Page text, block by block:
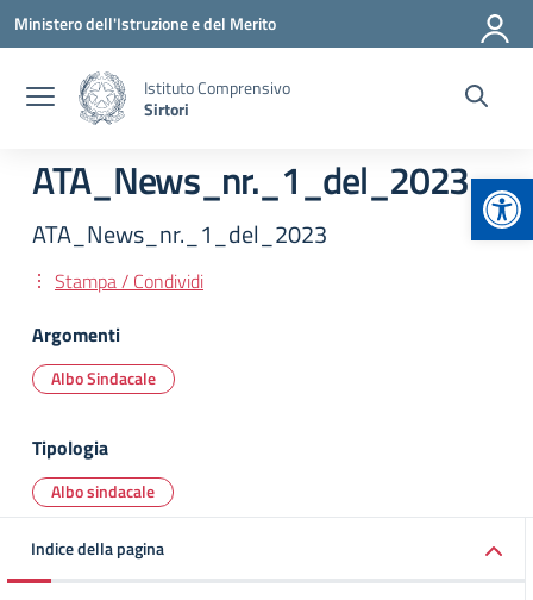
Vai ai contenuti
Vai al menu di navigazione
Vai al footer
Ministero dell'Istruzione e del Merito
Istituto Comprensivo
Sirtori
ATA_News_nr._1_del_2023
ATA_News_nr._1_del_2023
Stampa / Condividi
Argomenti
Albo Sindacale
Tipologia
Albo sindacale
Indice della pagina